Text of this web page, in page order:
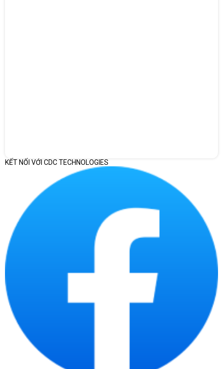
KẾT NỐI VỚI CDC TECHNOLOGIES